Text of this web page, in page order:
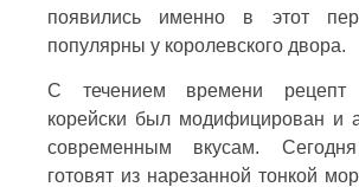
появились именно в этот
популярны у королевского двора.
С течением времени
корейски был модифицирован и
современным вкусам.
готовят из нарезанной тонкой